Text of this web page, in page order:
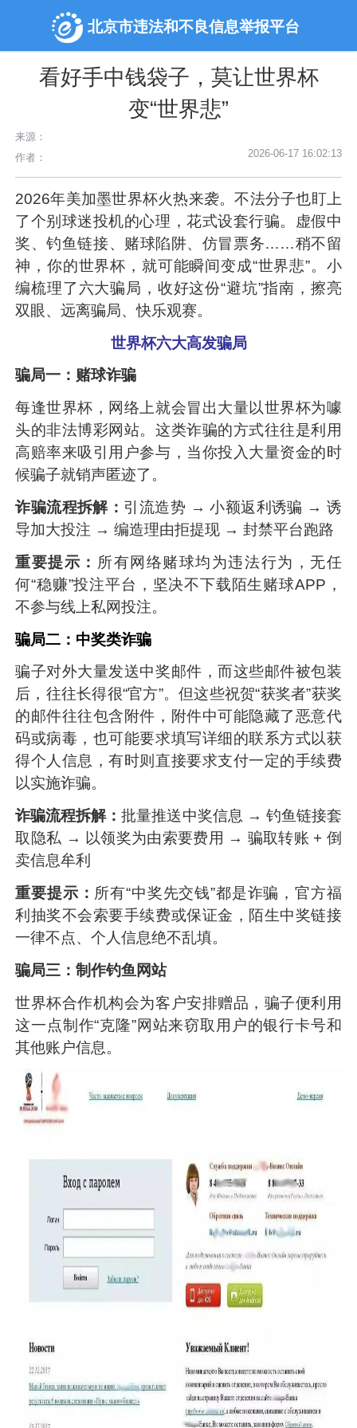
北京市违法和不良信息举报平台
看好手中钱袋子，莫让世界杯
变“世界悲”
来源：
作者：
2026-06-17 16:02:13
2026年美加墨世界杯火热来袭。不法分子也盯上
了个别球迷投机的心理，花式设套行骗。虚假中
奖、钓鱼链接、赌球陷阱、仿冒票务……稍不留
神，你的世界杯，就可能瞬间变成“世界悲”。小
编梳理了六大骗局，收好这份“避坑”指南，擦亮
双眼、远离骗局、快乐观赛。
世界杯六大高发骗局
骗局一：赌球诈骗
每逢世界杯，网络上就会冒出大量以世界杯为噱
头的非法博彩网站。这类诈骗的方式往往是利用
高赔率来吸引用户参与，当你投入大量资金的时
候骗子就销声匿迹了。
诈骗流程拆解： 引流造势 → 小额返利诱骗 → 诱
导加大投注 → 编造理由拒提现 → 封禁平台跑路
重要提示： 所有网络赌球均为违法行为，无任
何“稳赚”投注平台，坚决不下载陌生赌球APP，
不参与线上私网投注。
骗局二：中奖类诈骗
骗子对外大量发送中奖邮件，而这些邮件被包装
后，往往长得很“官方”。但这些祝贺“获奖者”获奖
的邮件往往包含附件，附件中可能隐藏了恶意代
码或病毒，也可能要求填写详细的联系方式以获
得个人信息，有时则直接要求支付一定的手续费
以实施诈骗。
诈骗流程拆解：批量推送中奖信息 → 钓鱼链接套
取隐私 → 以领奖为由索要费用 → 骗取转账 + 倒
卖信息牟利
重要提示： 所有“中奖先交钱”都是诈骗，官方福
利抽奖不会索要手续费或保证金，陌生中奖链接
一律不点、个人信息绝不乱填。
骗局三：制作钓鱼网站
世界杯合作机构会为客户安排赠品，骗子便利用
这一点制作“克隆”网站来窃取用户的银行卡号和
其他账户信息。